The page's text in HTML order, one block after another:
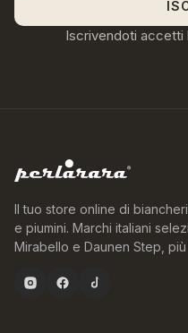
Iscrivendoti accetti
Il tuo store online di
e piumini. Marchi italiani
Mirabello e Daunen Step,